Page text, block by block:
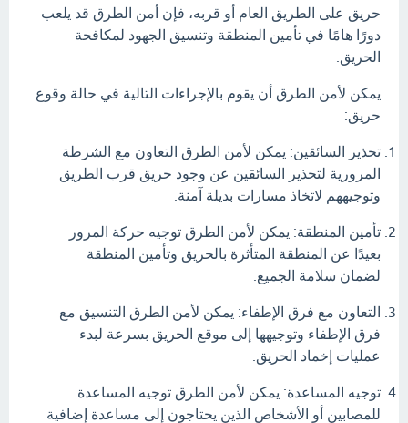
حريق على الطريق العام أو قربه، فإن أمن الطرق قد يلعب
دورًا هامًا في تأمين المنطقة وتنسيق الجهود لمكافحة
الحريق.
يمكن لأمن الطرق أن يقوم بالإجراءات التالية في حالة وقوع
حريق:
تحذير السائقين: يمكن لأمن الطرق التعاون مع الشرطة
المرورية لتحذير السائقين عن وجود حريق قرب الطريق
وتوجيههم لاتخاذ مسارات بديلة آمنة.
تأمين المنطقة: يمكن لأمن الطرق توجيه حركة المرور
بعيدًا عن المنطقة المتأثرة بالحريق وتأمين المنطقة
لضمان سلامة الجميع.
التعاون مع فرق الإطفاء: يمكن لأمن الطرق التنسيق مع
فرق الإطفاء وتوجيهها إلى موقع الحريق بسرعة لبدء
عمليات إخماد الحريق.
توجيه المساعدة: يمكن لأمن الطرق توجيه المساعدة
للمصابين أو الأشخاص الذين يحتاجون إلى مساعدة إضافية